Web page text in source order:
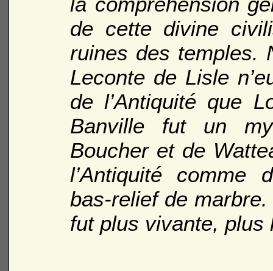
de cette divine
ruines des temples.
Leconte de Lisle
de l’Antiquité que
Banville fut un
Boucher et de
l’Antiquité comme
bas-relief de
fut plus vivante,